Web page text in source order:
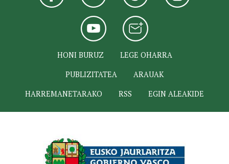
HONI BURUZ
LEGE OHARRA
PUBLIZITATEA
ARAUAK
HARREMANETARAKO
RSS EGIN ALEAKIDE